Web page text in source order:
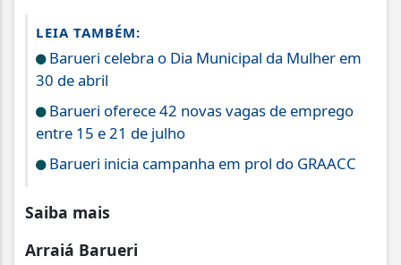
LEIA TAMBÉM:
Barueri celebra o Dia Municipal da Mulher em
30 de abril
Barueri oferece 42 novas vagas de emprego
entre 15 e 21 de julho
Barueri inicia campanha em prol do GRAACC
Saiba mais
Arraiá Barueri